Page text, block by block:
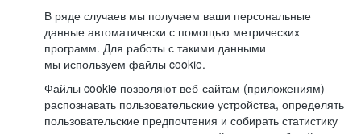
В ряде случаев мы получаем ваши персональные
данные автоматически с помощью метрических
программ. Для работы с такими данными
мы используем файлы cookie.
Файлы cookie позволяют веб-сайтам (приложениям)
распознавать пользовательские устройства, определять
пользовательские предпочтения и собирать статистику